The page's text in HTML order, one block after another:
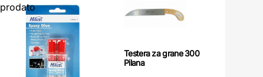
prodato
Testera za grane 300
Pilana